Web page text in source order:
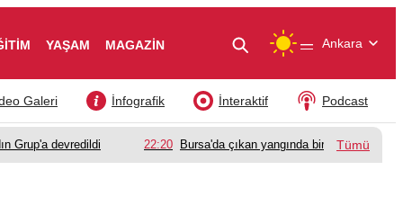
YAŞAM MAGAZİN — Ankara
Podcast
İnteraktif
İnfografik
Galeri
Grup'a devredildi 22:20 Bursa'da çıkan yangında bir babanın acı
Tümü